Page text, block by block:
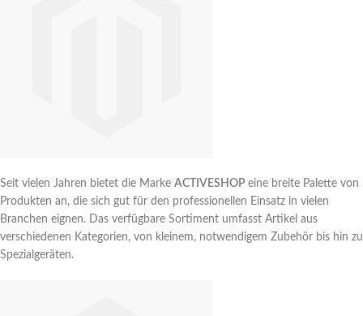
Seit vielen Jahren bietet die Marke ACTIVESHOP eine breite Palette von
Produkten an, die sich gut für den professionellen Einsatz in vielen
Branchen eignen. Das verfügbare Sortiment umfasst Artikel aus
verschiedenen Kategorien, von kleinem, notwendigem Zubehör bis hin zu
Spezialgeräten.